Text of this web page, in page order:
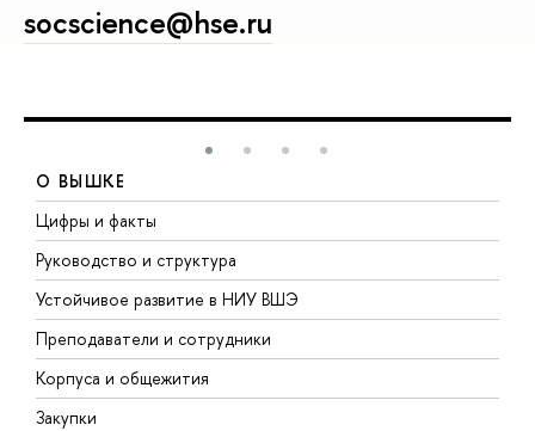
socscience@hse.ru
О ВЫШКЕ
Цифры и факты
Руководство и структура
Устойчивое развитие в НИУ ВШЭ
Преподаватели и сотрудники
Корпуса и общежития
Закупки